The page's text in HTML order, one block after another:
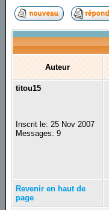
Auteur
titou15
Inscrit le: 25 Nov 2007
Messages: 9
Revenir en haut de
page